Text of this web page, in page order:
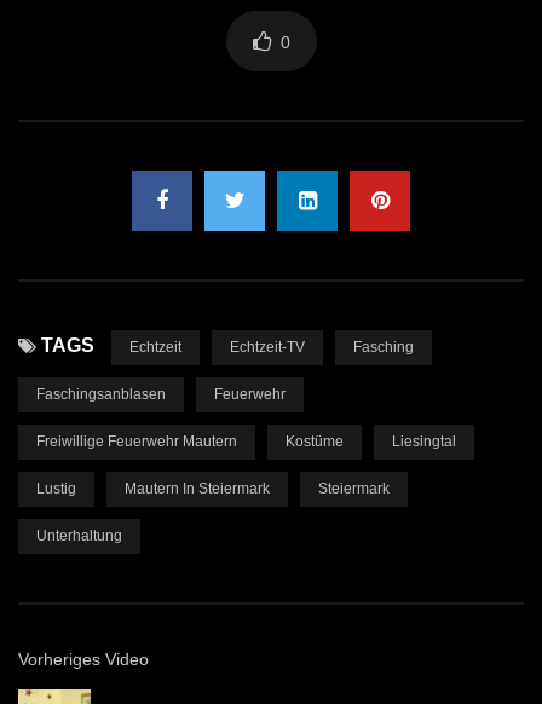
0
TAGS Echtzeit Echtzeit-TV Fasching
Faschingsanblasen Feuerwehr
Freiwillige Feuerwehr Mautern Kostüme Liesingtal
Lustig Mautern In Steiermark Steiermark
Unterhaltung
Vorheriges Video